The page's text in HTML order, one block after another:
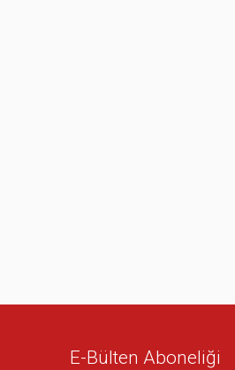
E-Bülten Aboneliği